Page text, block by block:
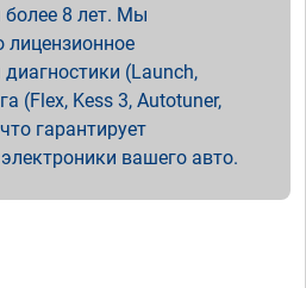
8 лет. Мы
лицензионное
(Launch,
(Flex, Kess 3, Autotuner,
гарантирует
вашего авто.